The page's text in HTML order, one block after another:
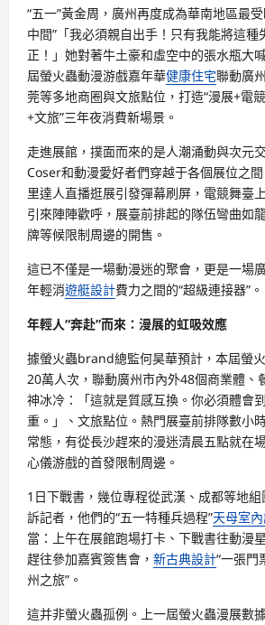
“五一”黃金周，廣州再度成為華南地區最
中間”「我必須親自出手！只有我能將這種
正！」她對著牛土豪和虛空中的張水瓶大
屆螢火蟲動漫游戲嘉年華健康住宅聯動廣
莞等多地商圈與文旅點位，打造“漫展+電競
+文旅”三年夜消費新場景。
走進展館，撲面而來的是人潮涌動與次元
Coser和動漫愛好者們穿越于各個展位之
里達人直播逛展引發彈幕刷屏，電競舞臺
引來陣陣歡呼，展臺前排起的隊伍彎曲如
牌等候限制周邊的開售。
這已不僅是一場動漫迷的聚會，更是一場
年輕消遊艇設計費力之間的“超級連接器”。
年輕人“奔赴”而來：漫展的虹吸效應
據螢火蟲brand總監何昊華預計，本屆螢
20萬人次，聯動廣州市內外48個商業體、
神冰冷：「這就是質感互換。你必須體會
重。」、文旅點位。熱門展臺前排隊數小
常態，有從長沙趕來的漫迷清晨五點就在
心儀游戲的首發限制周邊。
1日下戰書，幾位專程從武漢、成都等地
訴記者，他們的“五一特種兵過程”天母室
當：上午在展館跑場打卡、下戰書往動漫
趕往參加嘉賓簽售會， 新古典設計“一張門
州之旅”。
這并非螢火蟲孤例。上一屆螢火蟲漫展數